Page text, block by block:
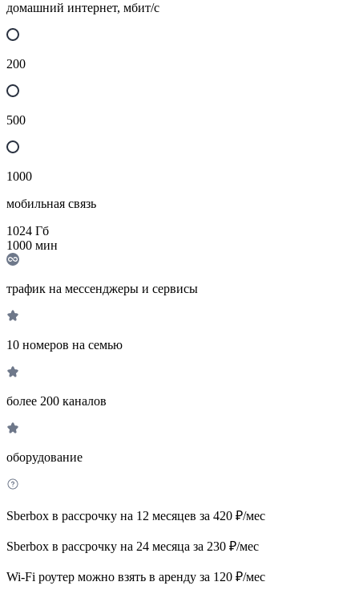
домашний интернет, мбит/с
200
500
1000
мобильная связь
1024 Гб
1000 мин
трафик на мессенджеры и сервисы
10 номеров на семью
более 200 каналов
оборудование
Sberbox в рассрочку на 12 месяцев за 420 ₽/мес
Sberbox в рассрочку на 24 месяца за 230 ₽/мес
Wi-Fi роутер можно взять в аренду за 120 ₽/мес